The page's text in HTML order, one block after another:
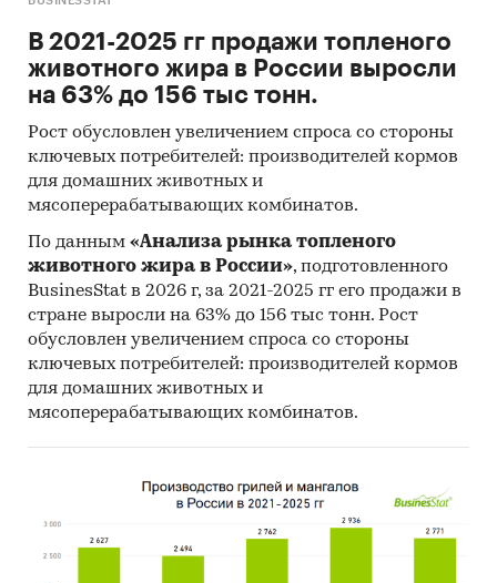
В 2021-2025 гг продажи топленого
животного жира в России выросли
на 63% до 156 тыс тонн.
Рост обусловлен увеличением спроса со стороны
ключевых потребителей: производителей кормов
для домашних животных и
мясоперерабатывающих комбинатов.
По данным «Анализа рынка топленого
животного жира в России», подготовленного
BusinesStat в 2026 г, за 2021-2025 гг его продажи в
стране выросли на 63% до 156 тыс тонн. Рост
обусловлен увеличением спроса со стороны
ключевых потребителей: производителей кормов
для домашних животных и
мясоперерабатывающих комбинатов.